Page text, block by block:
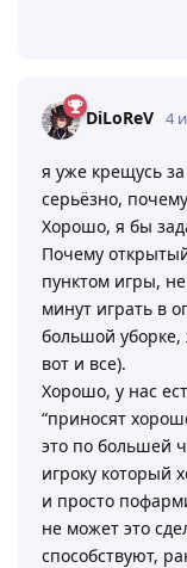
DiLoReV 4
я уже крещусь
серьёзно,
Хорошо, я бы
Почему
пунктом игры,
минут играть в
большой
вот и все).
Хорошо, у нас
“приносят
это по большей
игроку который
и просто
не может это
способствуют,